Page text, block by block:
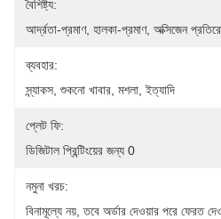
বৈশিষ্ট্য:
আর্দ্রতা-প্রমাণ, হালকা-প্রমাণ, অক্সিজেন
ব্যবহার:
স্ন্যাকস, শুকনো খাবার, মশলা, ইত্যাদি
প্লেট ফি:
ডিজিটাল প্রিন্টিংয়ের জন্য 0
নমুনা খরচ:
বিনামূল্যে নয়, তবে অর্ডার দেওয়ার পরে ফেরত